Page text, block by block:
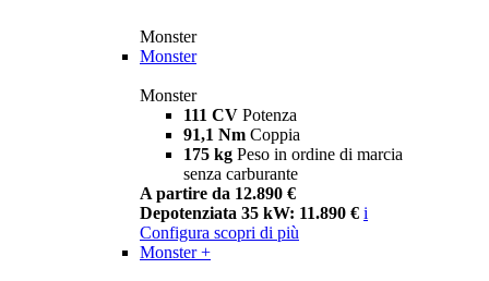
Monster
Monster
Monster
111 CV Potenza
91,1 Nm Coppia
175 kg Peso in ordine di marcia
senza carburante
A partire da 12.890 €
Depotenziata 35 kW: 11.890 € i
Configura scopri di più
Monster +